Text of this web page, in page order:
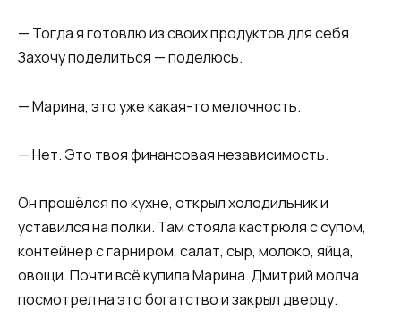
— Тогда я готовлю из своих продуктов для себя.
Захочу поделиться — поделюсь.
— Марина, это уже какая-то мелочность.
— Нет. Это твоя финансовая независимость.
Он прошёлся по кухне, открыл холодильник и
уставился на полки. Там стояла кастрюля с супом,
контейнер с гарниром, салат, сыр, молоко, яйца,
овощи. Почти всё купила Марина. Дмитрий молча
посмотрел на это богатство и закрыл дверцу.